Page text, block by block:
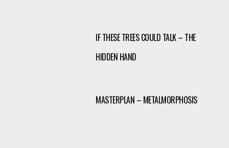
IF THESE TREES COULD TALK – THE
HIDDEN HAND
MASTERPLAN – METALMORPHOSIS